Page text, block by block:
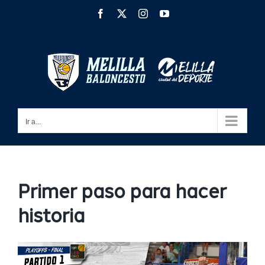
Facebook InstagramYouTube
Ir a...
Primer paso para hacer
historia
Ver